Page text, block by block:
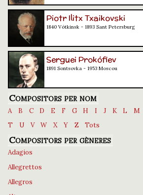
Piotr Ilitx Txaikovski
1840 Vótkinsk - 1893 Sant Petersburg
Serguei Prokófiev
1891 Sontsovka - 1953 Moscou
Compositors per nom
A B C D E F G H I J K L M
T
U V W X Y Z Tots
Compositors per gèneres
Adagios
Allegrettos
Allegros